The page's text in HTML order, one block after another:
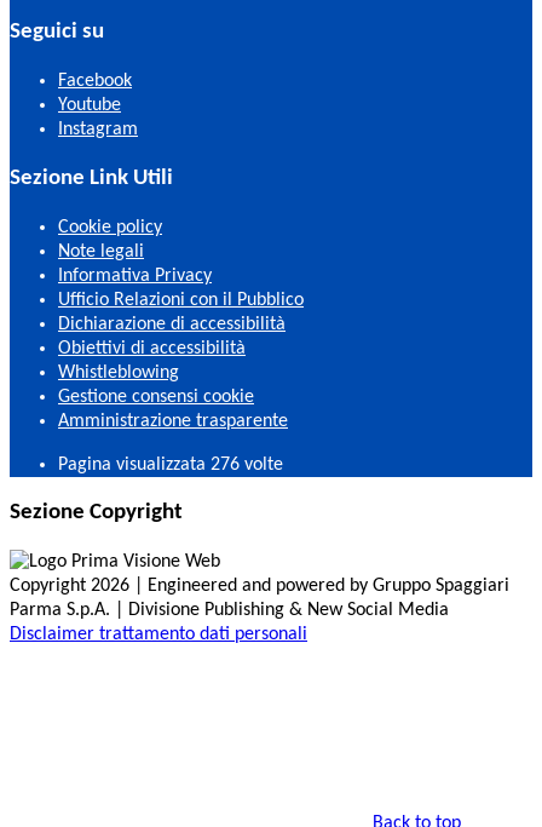
Seguici su
Facebook
Youtube
Instagram
Sezione Link Utili
Cookie policy
Note legali
Informativa Privacy
Ufficio Relazioni con il Pubblico
Dichiarazione di accessibilità
Obiettivi di accessibilità
Whistleblowing
Gestione consensi cookie
Amministrazione trasparente
Pagina visualizzata 276 volte
Sezione Copyright
Copyright 2026 | Engineered and powered by Gruppo Spaggiari
Parma S.p.A. | Divisione Publishing & New Social Media
Disclaimer trattamento dati personali